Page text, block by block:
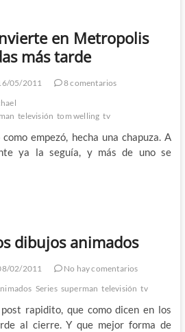
en Metropolis
más tarde
05/2011
8 comentarios
televisión tom welling tv
empezó, hecha una chapuza. A
ya la seguía, y más de uno se
dibujos animados
02/2011
No hay comentarios
Series superman televisión tv
rapidito, que como dicen en los
al cierre. Y que mejor forma de